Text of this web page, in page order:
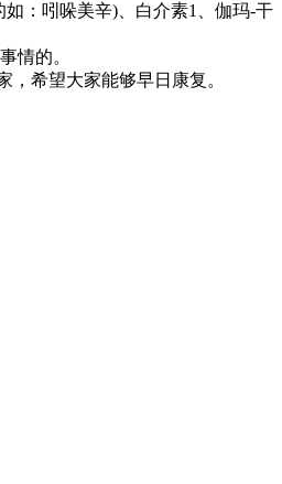
：吲哚美辛)、白介素1、伽玛-干
情的。
希望大家能够早日康复。